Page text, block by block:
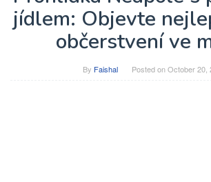
jídlem: Objevte
občerstvení ve
By Faishal Posted onOctober 20,